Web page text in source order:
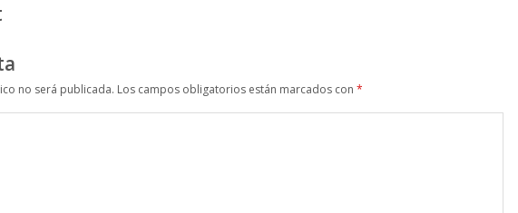
no será publicada. Los campos obligatorios están marcados con *